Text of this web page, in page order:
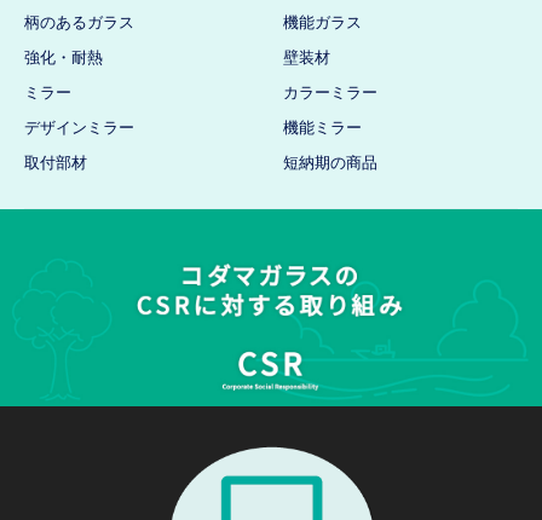
柄のあるガラス
機能ガラス
強化・耐熱
壁装材
ミラー
カラーミラー
デザインミラー
機能ミラー
取付部材
短納期の商品